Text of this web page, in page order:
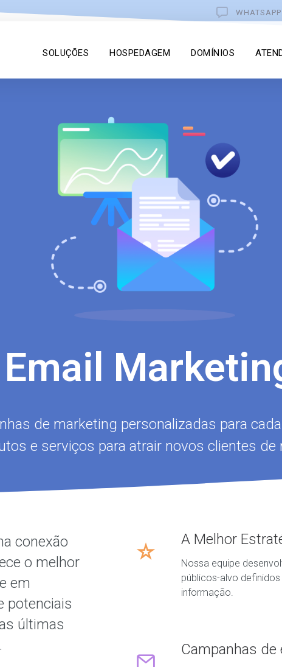
WHATSAPP
SOLUÇÕES HOSPEDAGEM DOMÍNIOS
Email
de marketing personalizadas para
e serviços para atrair novos clientes de
conexão
o melhor
em
potenciais
últimas
A Melhor
Nossa equipe
públicos-alvo
informação.
Campanhas